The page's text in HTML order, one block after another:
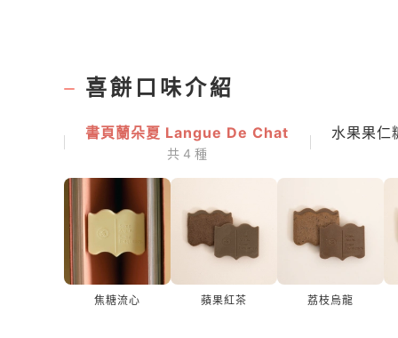
喜餅口味介紹
書頁蘭朵夏 Langue De Chat
共 4 種
水果果
焦糖流心 蘋果紅茶 荔枝烏龍